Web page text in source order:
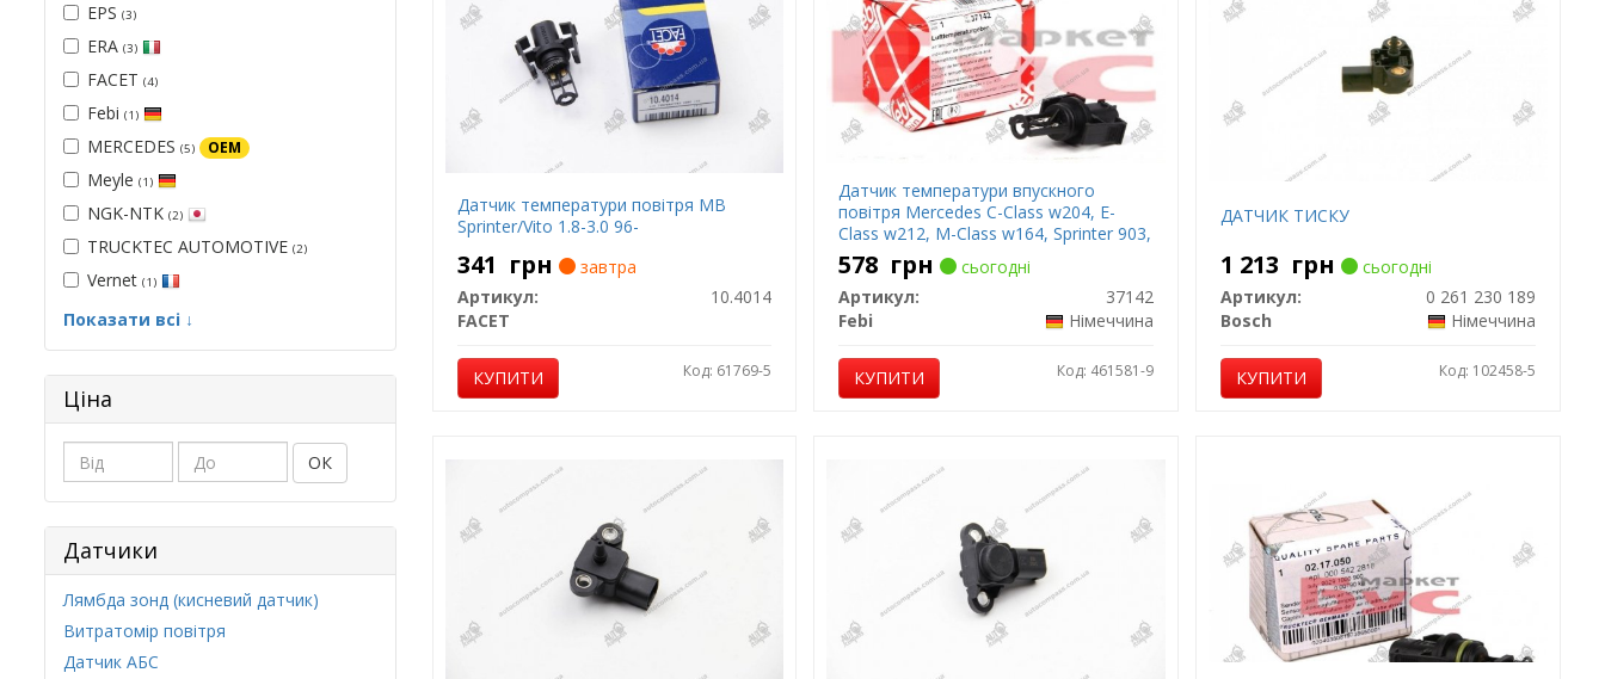
EPS (3)
ERA (3)
FACET (4)
Febi (1)
MERCEDES (5) OEM
Meyle (1)
NGK-NTK (2)
TRUCKTEC AUTOMOTIVE (2)
Vernet (1)
Показати всі ↓
Ціна
ОК
Датчики
Лямбда зонд (кисневий датчик)
Витратомір повітря
Датчик АБС
Датчик температури повітря MB
Sprinter/Vito 1.8-3.0 96-
341 грн
завтра
Артикул:
10.4014
FACET
КУПИТИ Код: 61769-5
Датчик температури впускного
повітря Mercedes C-Class w204, E-
Class w212, M-Class w164, Sprinter 903,
Vito w639
578 грн
сьогодні
Артикул:
37142
Febi
Німеччина
КУПИТИ Код: 461581-9
ДАТЧИК ТИСКУ
1 213 грн
сьогодні
Артикул:
0 261 230 189
Bosch
Німеччина
КУПИТИ Код: 102458-5